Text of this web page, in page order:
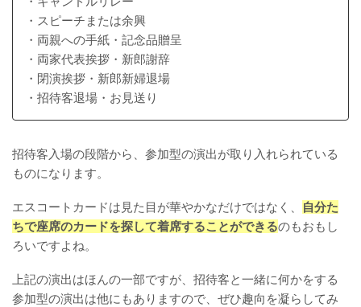
・スピーチまたは余興
・両親への手紙・記念品贈呈
・両家代表挨拶・新郎謝辞
・閉演挨拶・新郎新婦退場
・招待客退場・お見送り
招待客入場の段階から、参加型の演出が取り入れられている
ものになります。
エスコートカードは見た目が華やかなだけではなく、
自分た
ちで座席のカードを探して着席することができるのもおもし
ろいですよね。
上記の演出はほんの一部ですが、招待客と一緒に何かをする
参加型の演出は他にもありますので、ぜひ趣向を凝らしてみ